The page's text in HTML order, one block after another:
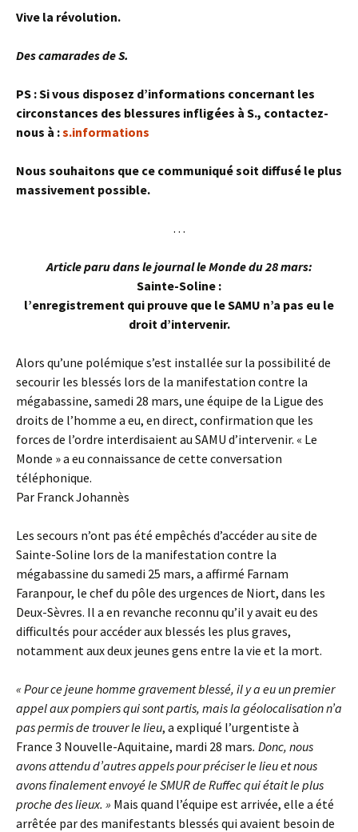
Vive la révolution.
Des camarades de S.
PS : Si vous disposez d’informations concernant les
circonstances des blessures infligées à S., contactez-
nous à :s.informations
Nous souhaitons que ce communiqué soit diffusé le plus
massivement possible.
…
Article paru dans le journal le Monde du 28 mars:
Sainte-Soline :
l’enregistrement qui prouve que le SAMU n’a pas eu le
droit d’intervenir.
Alors qu’une polémique s’est installée sur la possibilité de
secourir les blessés lors de la manifestation contre la
mégabassine, samedi 28 mars, une équipe de la Ligue des
droits de l’homme a eu, en direct, confirmation que les
forces de l’ordre interdisaient au SAMU d’intervenir. « Le
Monde » a eu connaissance de cette conversation
téléphonique.
Par Franck Johannès
Les secours n’ont pas été empêchés d’accéder au site de
Sainte-Soline lors de la manifestation contre la
mégabassine du samedi 25 mars, a affirmé Farnam
Faranpour, le chef du pôle des urgences de Niort, dans les
Deux-Sèvres. Il a en revanche reconnu qu’il y avait eu des
difficultés pour accéder aux blessés les plus graves,
notamment aux deux jeunes gens entre la vie et la mort.
« Pour ce jeune homme gravement blessé, il y a eu un premier
appel aux pompiers qui sont partis, mais la géolocalisation n’a
pas permis de trouver le lieu, a expliqué l’urgentiste à
France 3 Nouvelle-Aquitaine, mardi 28 mars. Donc, nous
avons attendu d’autres appels pour préciser le lieu et nous
avons finalement envoyé le SMUR de Ruffec qui était le plus
proche des lieux. » Mais quand l’équipe est arrivée, elle a été
arrêtée par des manifestants blessés qui avaient besoin de